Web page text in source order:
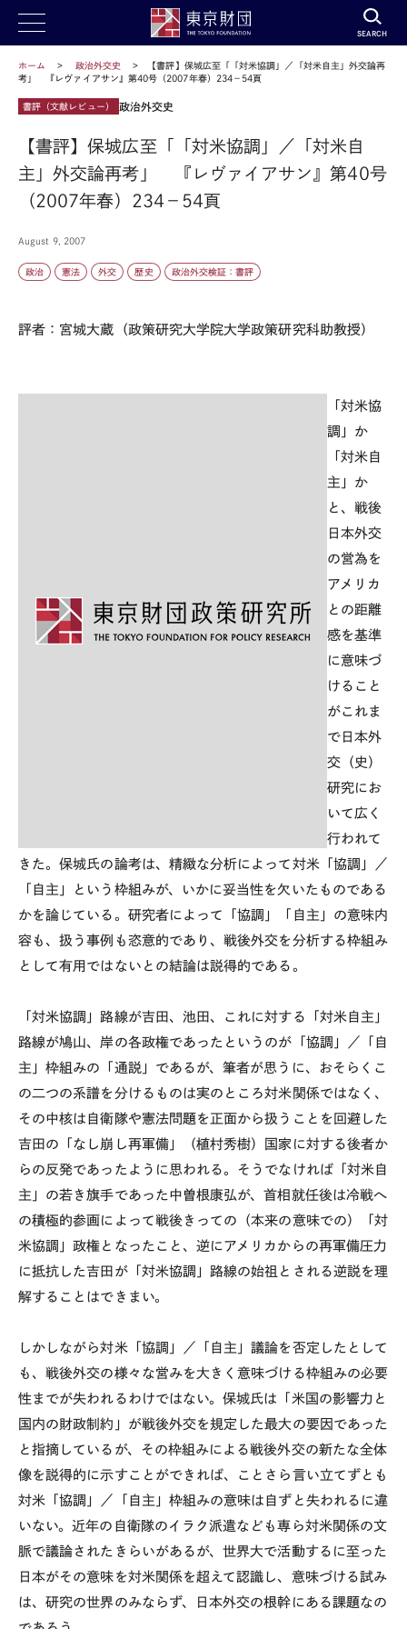
SEARCH
ホーム 政治外交史
【書評】保城広至「「対米協調」／「対米自主」外交論再
考」 『レヴァイアサン』第40号（2007年春）234－54頁
書評（文献レビュー） 政治外交史
【書評】保城広至「「対米協調」／「対米自
主」外交論再考」 『レヴァイアサン』第40号
（2007年春）234－54頁
August 9, 2007
政治 憲法 外交 歴史 政治外交検証：書評
評者：宮城大蔵（政策研究大学院大学政策研究科助教授）
「対米協
調」か
「対米自
主」か
と、戦後
日本外交
の営為を
アメリカ
との距離
感を基準
に意味づ
けること
がこれま
で日本外
交（史）
研究にお
いて広く
行われて
きた。保城氏の論考は、精緻な分析によって対米「協調」／
「自主」という枠組みが、いかに妥当性を欠いたものである
かを論じている。研究者によって「協調」「自主」の意味内
容も、扱う事例も恣意的であり、戦後外交を分析する枠組み
として有用ではないとの結論は説得的である。
「対米協調」路線が吉田、池田、これに対する「対米自主」
路線が鳩山、岸の各政権であったというのが「協調」／「自
主」枠組みの「通説」であるが、筆者が思うに、おそらくこ
の二つの系譜を分けるものは実のところ対米関係ではなく、
その中核は自衛隊や憲法問題を正面から扱うことを回避した
吉田の「なし崩し再軍備」（植村秀樹）国家に対する後者か
らの反発であったように思われる。そうでなければ「対米自
主」の若き旗手であった中曽根康弘が、首相就任後は冷戦へ
の積極的参画によって戦後きっての（本来の意味での）「対
米協調」政権となったこと、逆にアメリカからの再軍備圧力
に抵抗した吉田が「対米協調」路線の始祖とされる逆説を理
解することはできまい。
しかしながら対米「協調」／「自主」議論を否定したとして
も、戦後外交の様々な営みを大きく意味づける枠組みの必要
性までが失われるわけではない。保城氏は「米国の影響力と
国内の財政制約」が戦後外交を規定した最大の要因であった
と指摘しているが、その枠組みによる戦後外交の新たな全体
像を説得的に示すことができれば、ことさら言い立てずとも
対米「協調」／「自主」枠組みの意味は自ずと失われるに違
いない。近年の自衛隊のイラク派遣なども専ら対米関係の文
脈で議論されたきらいがあるが、世界大で活動するに至った
日本がその意味を対米関係を超えて認識し、意味づける試み
は、研究の世界のみならず、日本外交の根幹にある課題なの